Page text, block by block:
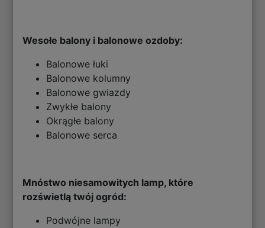
Wesołe balony i balonowe ozdoby:
Balonowe łuki
Balonowe kolumny
Balonowe gwiazdy
Zwykłe balony
Okrągłe balony
Balonowe serca
Mnóstwo niesamowitych lamp, które
rozświetlą twój ogród:
Podwójne lampy